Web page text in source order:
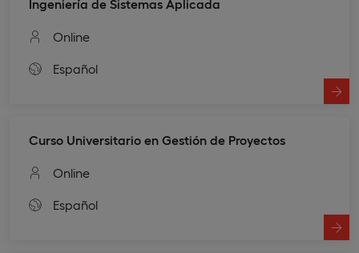
Ingeniería de Sistemas Aplicada
Online
Español
Curso Universitario en Gestión de Proyectos
Online
Español